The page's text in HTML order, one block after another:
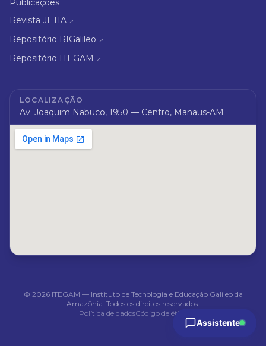
Publicações
Revista JETIA ↗
Repositório RIGalileo ↗
Repositório ITEGAM ↗
LOCALIZAÇÃO
Av. Joaquim Nabuco, 1950 — Centro, Manaus-AM
© 2026ITEGAM — Instituto de Tecnologia e Educação Galileo da
Amazônia. Todos os direitos reservados.
Política de dadosCódigo de ética
Assistente